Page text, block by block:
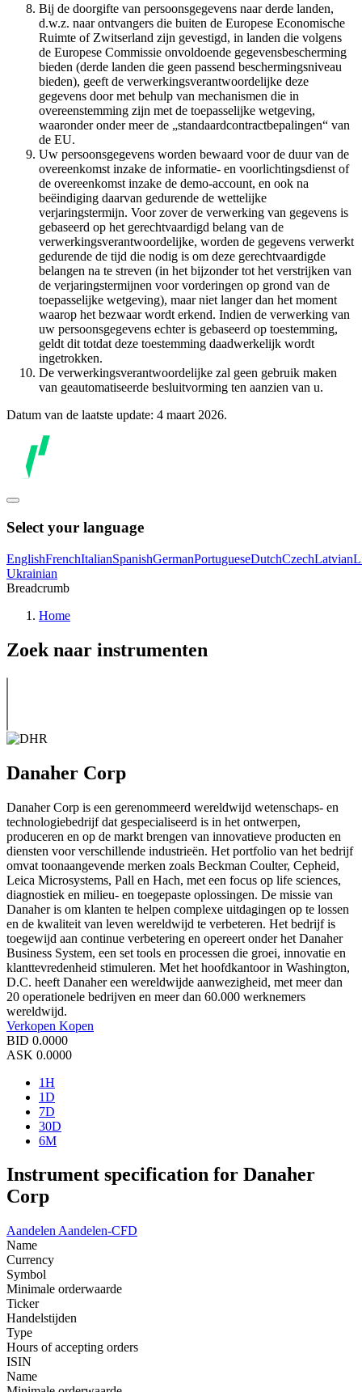
Bij de doorgifte van persoonsgegevens naar derde landen,
d.w.z. naar ontvangers die buiten de Europese Economische
Ruimte of Zwitserland zijn gevestigd, in landen die volgens
de Europese Commissie onvoldoende gegevensbescherming
bieden (derde landen die geen passend beschermingsniveau
bieden), geeft de verwerkingsverantwoordelijke deze
gegevens door met behulp van mechanismen die in
overeenstemming zijn met de toepasselijke wetgeving,
waaronder onder meer de „standaardcontractbepalingen“ van
de EU.
Uw persoonsgegevens worden bewaard voor de duur van de
overeenkomst inzake de informatie- en voorlichtingsdienst of
de overeenkomst inzake de demo-account, en ook na
beëindiging daarvan gedurende de wettelijke
verjaringstermijn. Voor zover de verwerking van gegevens is
gebaseerd op het gerechtvaardigd belang van de
verwerkingsverantwoordelijke, worden de gegevens verwerkt
gedurende de tijd die nodig is om deze gerechtvaardigde
belangen na te streven (in het bijzonder tot het verstrijken van
de verjaringstermijnen voor vorderingen op grond van de
toepasselijke wetgeving), maar niet langer dan het moment
waarop het bezwaar wordt erkend. Indien de verwerking van
uw persoonsgegevens echter is gebaseerd op toestemming,
geldt dit totdat deze toestemming daadwerkelijk wordt
ingetrokken.
De verwerkingsverantwoordelijke zal geen gebruik maken
van geautomatiseerde besluitvorming ten aanzien van u.
Datum van de laatste update: 4 maart 2026.
Select your language
EnglishFrenchItalianSpanishGermanPortugueseDutchCzechLatvian
Ukrainian
Breadcrumb
Home
Zoek naar instrumenten
Danaher Corp
Danaher Corp is een gerenommeerd wereldwijd wetenschaps- en
technologiebedrijf dat gespecialiseerd is in het ontwerpen,
produceren en op de markt brengen van innovatieve producten en
diensten voor verschillende industrieën. Het portfolio van het bedrijf
omvat toonaangevende merken zoals Beckman Coulter, Cepheid,
Leica Microsystems, Pall en Hach, met een focus op life sciences,
diagnostiek en milieu- en toegepaste oplossingen. De missie van
Danaher is om klanten te helpen complexe uitdagingen op te lossen
en de kwaliteit van leven wereldwijd te verbeteren. Het bedrijf is
toegewijd aan continue verbetering en opereert onder het Danaher
Business System, een set tools en processen die groei, innovatie en
klanttevredenheid stimuleren. Met het hoofdkantoor in Washington,
D.C. heeft Danaher een wereldwijde aanwezigheid, met meer dan
20 operationele bedrijven en meer dan 60.000 werknemers
wereldwijd.
Verkopen Kopen
BID 0.0000
ASK 0.0000
1H
1D
7D
30D
6M
Instrument specification for Danaher
Corp
Aandelen Aandelen-CFD
Name
Currency
Symbol
Minimale orderwaarde
Ticker
Handelstijden
Type
Hours of accepting orders
ISIN
Name